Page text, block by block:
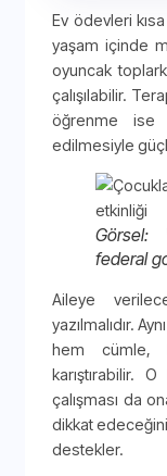
Ev ödevleri
yaşam içinde
oyuncak
çalışılabilir.
öğrenme ise
edilmesiyle
Görsel:
federal
Aileye
yazılmalıdır.
hem cümle,
karıştırabilir.
çalışması da
dikkat
destekler.